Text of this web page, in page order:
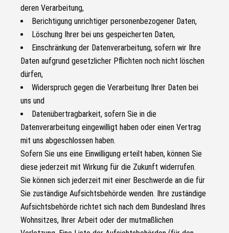
deren Verarbeitung,
Berichtigung unrichtiger personenbezogener Daten,
Löschung Ihrer bei uns gespeicherten Daten,
Einschränkung der Datenverarbeitung, sofern wir Ihre
Daten aufgrund gesetzlicher Pflichten noch nicht löschen
dürfen,
Widerspruch gegen die Verarbeitung Ihrer Daten bei
uns und
Datenübertragbarkeit, sofern Sie in die
Datenverarbeitung eingewilligt haben oder einen Vertrag
mit uns abgeschlossen haben.
Sofern Sie uns eine Einwilligung erteilt haben, können Sie
diese jederzeit mit Wirkung für die Zukunft widerrufen.
Sie können sich jederzeit mit einer Beschwerde an die für
Sie zuständige Aufsichtsbehörde wenden. Ihre zuständige
Aufsichtsbehörde richtet sich nach dem Bundesland Ihres
Wohnsitzes, Ihrer Arbeit oder der mutmaßlichen